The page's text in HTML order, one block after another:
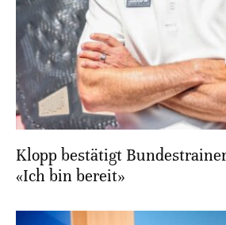
Klopp bestätigt
«Ich bin bereit»